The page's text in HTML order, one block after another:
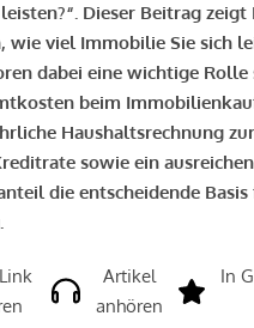
Dieser Beitrag zeigt
wie viel Immobilie Sie sich
dabei eine wichtige
beim
Haushaltsrechnung
sowie ein
die entscheidende
Artikel
anhören
In